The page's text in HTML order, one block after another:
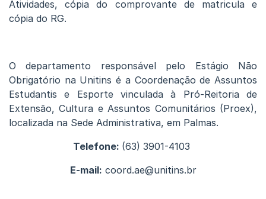
Atividades, cópia do comprovante de matricula e
cópia do RG.
O departamento responsável pelo Estágio Não
Obrigatório na Unitins é a Coordenação de Assuntos
Estudantis e Esporte vinculada à Pró-Reitoria de
Extensão, Cultura e Assuntos Comunitários (Proex),
localizada na Sede Administrativa, em Palmas.
Telefone: (63) 3901-4103
E-mail: coord.ae@unitins.br